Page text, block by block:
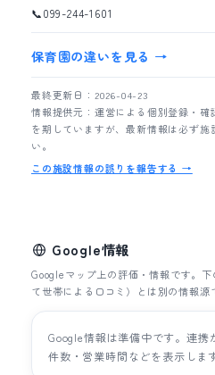
📞099-244-1601
保育園の違いを見る →
最終更新日：2026-04-23
情報提供元：運営による個別登録・
を期していますが、最新情報は必ず施
い。
この施設情報の誤りを報告する →
Google情報
Googleマップ上の評価・情報です。
て世帯による口コミ）とは別の情報源
Google情報は準備中です。連携
件数・営業時間などを表示しま